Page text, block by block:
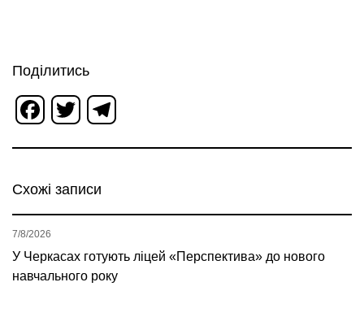
Поділитись
Facebook
Twitter
Схожі записи
У Черкасах готують ліцей «Перспектива» до нового
навчального року
7/8/2026